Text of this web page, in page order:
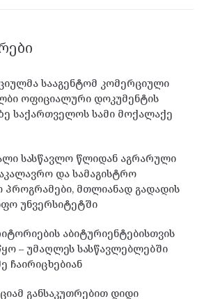
სააგენტომ კომერციული
ოფიციალური დოკუმენტის
საქართველოს სამი მოქალაქე
სასწავლო წლიდან აგრარული
და სამაგისტრო
პროგრამები, მთლიანად გადადის
უნვერსიტეტში
აბიტურიენტებისთვის
– უმაღლეს სასწავლებლებში
ჩაირიცხებიან
განსაკუთრებით დიდი